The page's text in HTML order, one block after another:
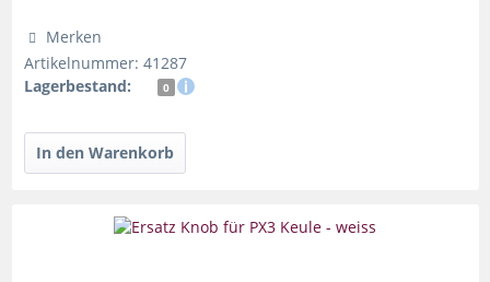
Merken
Artikelnummer: 41287
Lagerbestand:
0